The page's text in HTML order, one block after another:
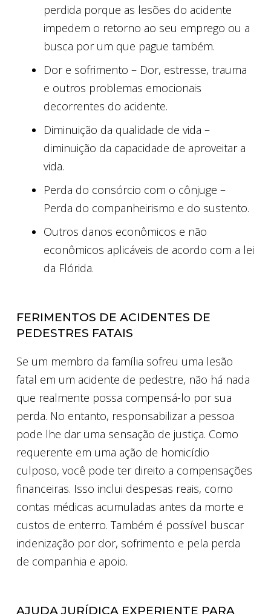
perdida porque as lesões do acidente
impedem o retorno ao seu emprego ou a
busca por um que pague também.
Dor e sofrimento – Dor, estresse, trauma
e outros problemas emocionais
decorrentes do acidente.
Diminuição da qualidade de vida –
diminuição da capacidade de aproveitar a
vida.
Perda do consórcio com o cônjuge –
Perda do companheirismo e do sustento.
Outros danos econômicos e não
econômicos aplicáveis ​​de acordo com a lei
da Flórida.
FERIMENTOS DE ACIDENTES DE
PEDESTRES FATAIS
Se um membro da família sofreu uma lesão
fatal em um acidente de pedestre, não há nada
que realmente possa compensá-lo por sua
perda. No entanto, responsabilizar a pessoa
pode lhe dar uma sensação de justiça. Como
requerente em uma ação de homicídio
culposo, você pode ter direito a compensações
financeiras. Isso inclui despesas reais, como
contas médicas acumuladas antes da morte e
custos de enterro. Também é possível buscar
indenização por dor, sofrimento e pela perda
de companhia e apoio.
AJUDA JURÍDICA EXPERIENTE PARA